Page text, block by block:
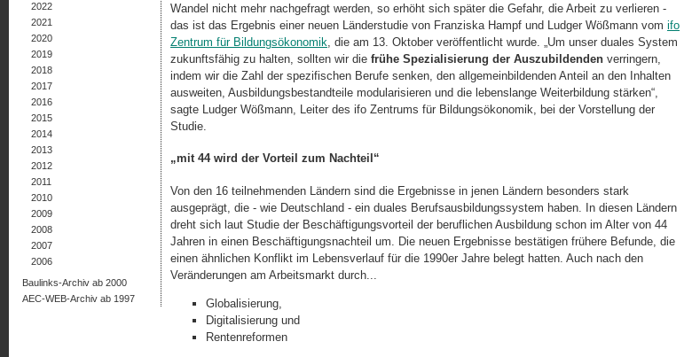
Wandel nicht mehr nachgefragt werden, so erhöht sich später die Gefahr, die Arbeit zu verlieren -
das ist das Ergebnis einer neuen Länderstudie von Franziska Hampf und Ludger Wößmann vom ifo
Zentrum für Bil­dungs­öko­nomik, die am 13. Oktober veröffentlicht wurde. „Um unser duales System
zukunftsfähig zu halten, sollten wir die frühe Spezialisierung der Aus­zu­bil­den­den verringern,
indem wir die Zahl der spezifischen Berufe senken, den allgemeinbildenden Anteil an den Inhalten
ausweiten, Ausbildungsbestandteile modularisieren und die lebenslange Weiterbildung stärken“,
sagte Ludger Wößmann, Leiter des ifo Zentrums für Bildungsökonomik, bei der Vorstellung der
Studie.
„mit 44 wird der Vorteil zum Nachteil“
Von den 16 teilnehmenden Ländern sind die Ergebnisse in jenen Ländern besonders stark
ausgeprägt, die - wie Deutschland - ein duales Berufsausbildungssystem haben. In diesen Ländern
dreht sich laut Studie der Beschäftigungsvorteil der beruflichen Ausbildung schon im Alter von 44
Jahren in einen Beschäftigungsnachteil um. Die neuen Ergebnisse bestätigen frühere Befunde, die
einen ähnlichen Konflikt im Le­bens­verlauf für die 1990er Jahre belegt hatten. Auch nach den
Veränderungen am Arbeits­markt durch...
Globalisierung,
Digitalisierung und
Rentenreformen
2022
2021
2020
2019
2018
2017
2016
2015
2014
2013
2012
2011
2010
2009
2008
2007
2006
Baulinks-Archiv ab 2000
AEC-WEB-Archiv ab 1997